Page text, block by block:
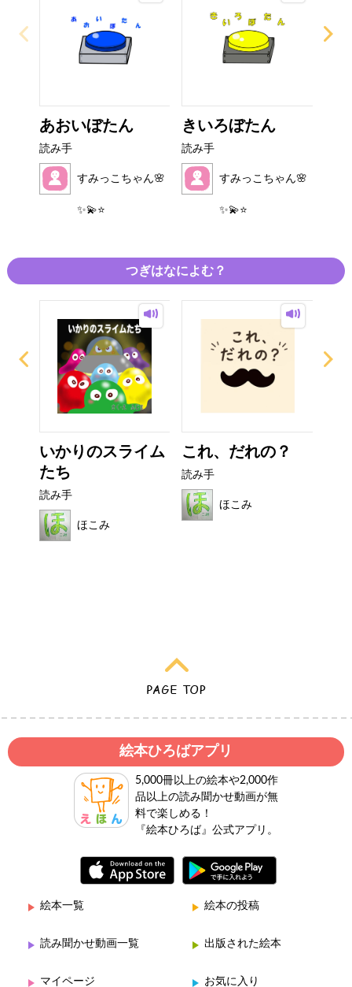
あおいぼたん
読み手
すみっこちゃん🌸
✨💫⭐️
きいろぼたん
読み手
すみっこちゃん🌸
✨💫⭐️
つぎはなによむ？
いかりのスライム
たち
読み手
ほこみ
これ、だれの？
読み手
ほこみ
絵本ひろばアプリ
5,000冊以上の絵本や2,000作
品以上の読み聞かせ動画が無
料で楽しめる！
『絵本ひろば』公式アプリ。
絵本一覧 絵本の投稿
読み聞かせ動画一覧 出版された絵本
マイページ お気に入り